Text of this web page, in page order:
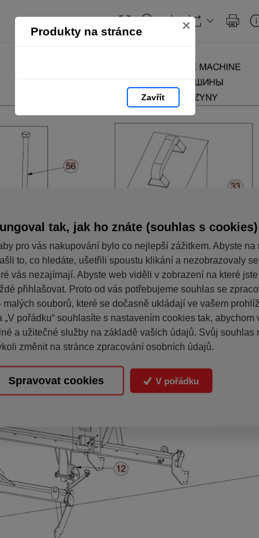
Produkty na stránce ×
Zavřít
tak, jak ho znáte (souhlas s cookies)
pro vás nakupování bylo co nejlepší zážitkem. Abyste na
to, co hledáte, ušetřili spoustu klikání a nezobrazovaly
vás nezajímají. Abyste web viděli v zobrazení na které
přihlašovat. Proto od vás potřebujeme souhlas se
malých souborů, které se dočasně ukládají ve vašem
„V pořádku“ souhlasíte s nastavením cookies tak, abychom
a užitečné služby na základě vašich údajů. Svůj souhlas
změnit na stránce zpracování osobních údajů.
Spravovat cookies V pořádku